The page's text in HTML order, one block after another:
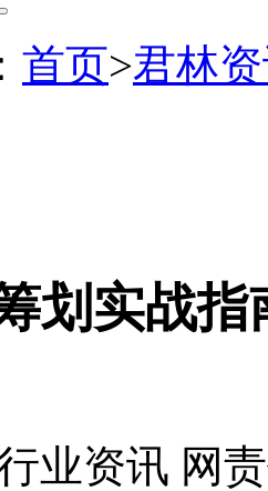
首页>君林
划实战
业资讯 网